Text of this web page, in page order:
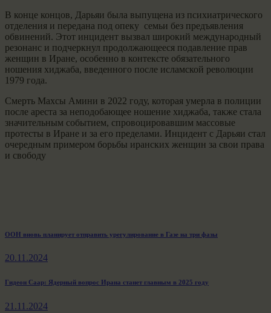
В конце концов, Дарьяи была выпущена из психиатрического
отделения и передана под опеку семьи без предъявления
обвинений. Этот инцидент вызвал широкий международный
резонанс и подчеркнул продолжающееся подавление прав
женщин в Иране, особенно в контексте обязательного
ношения хиджаба, введенного после исламской революции
1979 года.
Смерть Махсы Амини в 2022 году, которая умерла в полиции
после ареста за неподобающее ношение хиджаба, также стала
значительным событием, спровоцировавшим массовые
протесты в Иране и за его пределами. Инцидент с Дарьяи стал
очередным примером борьбы иранских женщин за свои права
и свободу
Навигация
по
Previous
ООН вновь планирует отправить урегулирование в Газе на три фазы
20.11.2024
Next
Гидеон Саар: Ядерный вопрос Ирана станет главным в 2025 году
21.11.2024